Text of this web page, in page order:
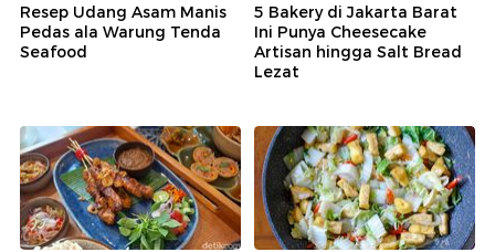
Resep Udang Asam Manis
Pedas ala Warung Tenda
Seafood
5 Bakery di Jakarta Barat
Ini Punya Cheesecake
Artisan hingga Salt Bread
Lezat